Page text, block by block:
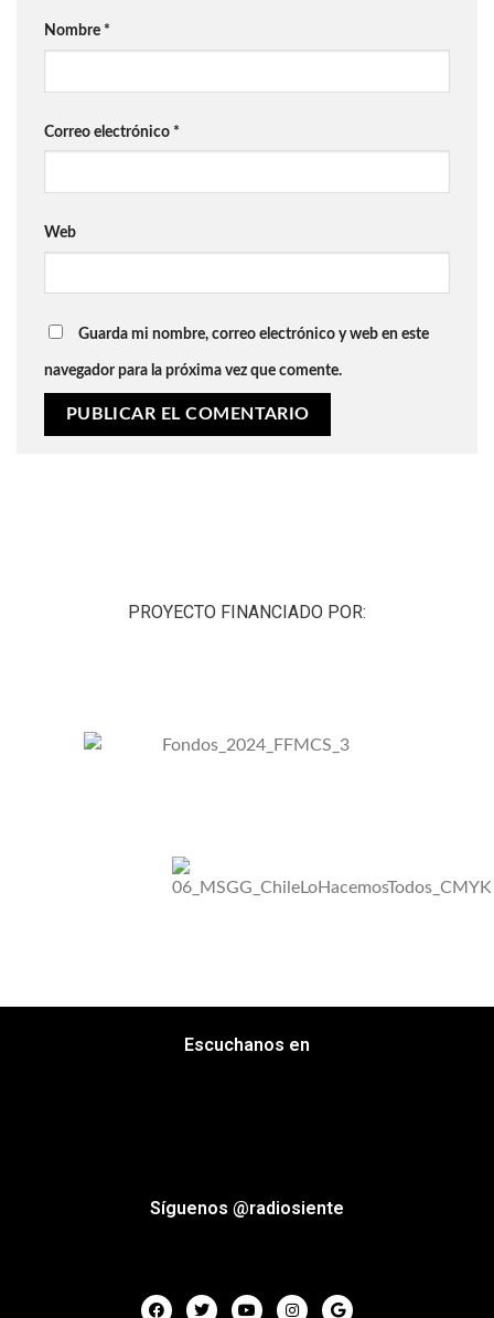
Nombre *
Correo electrónico *
Web
Guarda mi nombre, correo electrónico y web en este
navegador para la próxima vez que comente.
PROYECTO FINANCIADO POR:
Escuchanos en
Síguenos @radiosiente